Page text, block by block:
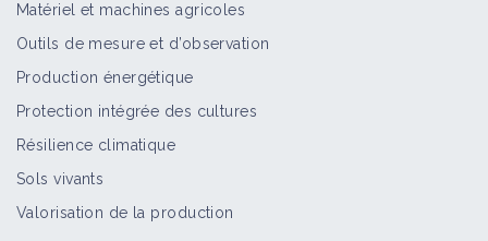
Matériel et machines agricoles
Outils de mesure et d’observation
Production énergétique
Protection intégrée des cultures
Résilience climatique
Sols vivants
Valorisation de la production